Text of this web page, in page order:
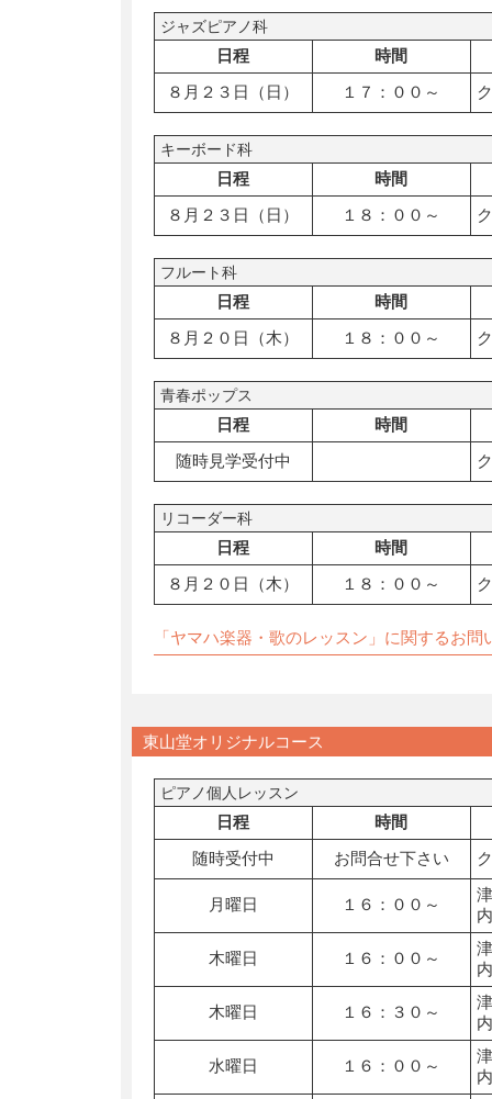
ジャズピアノ科
日程
時間
８月２３日（日）
１７：００～
キーボード科
日程
時間
８月２３日（日）
１８：００～
フルート科
日程
時間
８月２０日（木）
１８：００～
青春ポップス
日程
時間
随時見学受付中
リコーダー科
日程
時間
８月２０日（木）
１８：００～
「ヤマハ楽器・歌のレッスン」に関するお問
東山堂オリジナルコース
ピアノ個人レッスン
日程
時間
随時受付中
お問合せ下さい
月曜日 １６：００～
木曜日 １６：００～
木曜日 １６：３０～
水曜日 １６：００～